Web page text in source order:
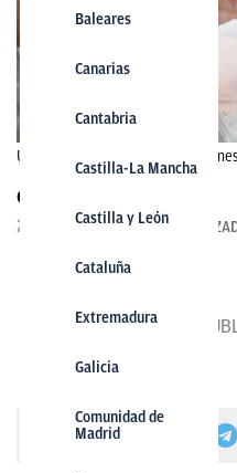
Baleares
Canarias
Cantabria
Castilla-La Mancha
Castilla y León
Cataluña
Extremadura
Galicia
Comunidad de
Madrid
Un ciudadano vota en las
OKDIARIO
24/07/2023 00:56